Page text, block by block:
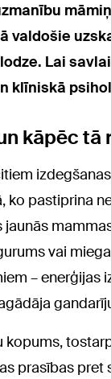
valdošie
Lai
klīniskā
kāpēc tā
pastiprina
vai
– enerģijas
prasības pret